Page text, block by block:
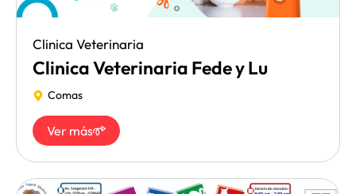
Clinica Veterinaria
Clinica Veterinaria Fede y Lu
Comas
Ver más